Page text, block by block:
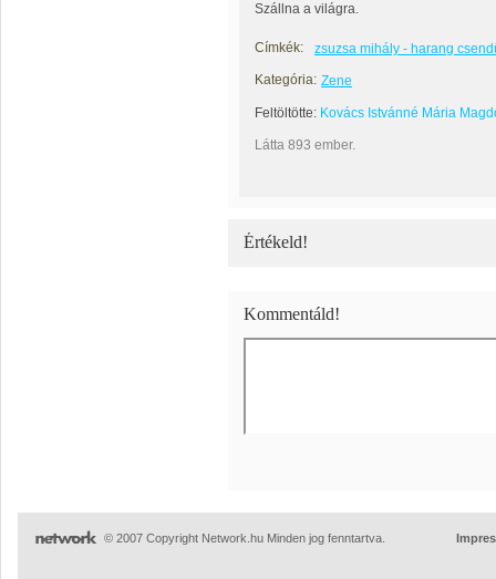
Szállna a világra.
Címkék:
zsuzsa mihály - harang
Kategória: Zene
Feltöltötte: Kovács Istvánné Mária
Látta 893 ember.
Értékeld!
Kommentáld!
© 2007 Copyright Network.hu Minden jog fenntartva.